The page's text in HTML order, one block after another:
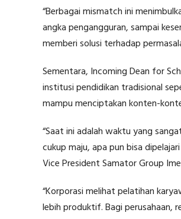
“Berbagai mismatch ini
angka pengangguran, sampai
memberi solusi terhadap
Sementara, Incoming Dean for
institusi pendidikan tradisional
mampu menciptakan konten-
“Saat ini adalah waktu yang
cukup maju, apa pun bisa
Vice President Samator Group
“Korporasi melihat pelatihan
lebih produktif. Bagi perusahaan,